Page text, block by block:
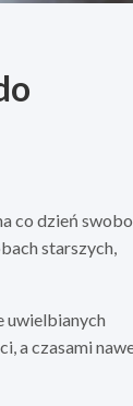
co dzień
starszych,
uwielbianych
a czasami